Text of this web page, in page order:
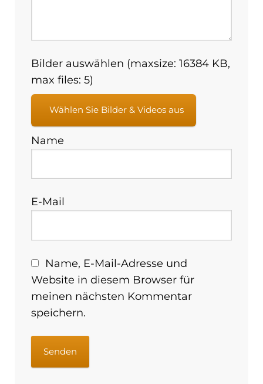
Bilder auswählen (maxsize: 16384 KB,
max files: 5)
Wählen Sie Bilder & Videos aus
Name
E-Mail
Name, E-Mail-Adresse und
Website in diesem Browser für
meinen nächsten Kommentar
speichern.